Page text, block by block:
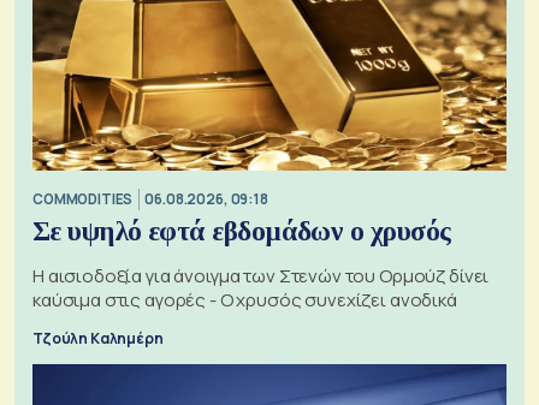
COMMODITIES 06.08.2026, 09:18
Σε υψηλό εφτά εβδομάδων ο χρυσός
Η αισιοδοξία για άνοιγμα των Στενών του Ορμούζ δίνει
καύσιμα στις αγορές - Ο χρυσός συνεχίζει ανοδικά
Τζούλη Καλημέρη